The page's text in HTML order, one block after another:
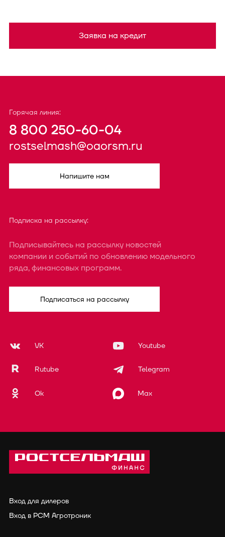
Заявка на кредит
Горячая линия:
8 800 250-60-04
rostselmash@oaorsm.ru
Напишите нам
Подписка на рассылку:
Подписывайтесь на рассылку новостей
компании и событий по обновлению модельного
ряда, финансовых программ.
Подписаться на рассылку
VK Youtube
Rutube Telegram
Ok Max
Вход для дилеров
Вход в РСМ Агротроник